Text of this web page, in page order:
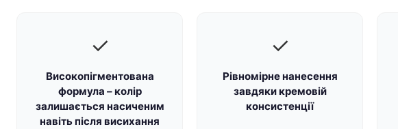
✓
Високопігментована
формула – колір
залишається насиченим
навіть після висихання
✓
Рівномірне нанесення
завдяки кремовій
консистенції